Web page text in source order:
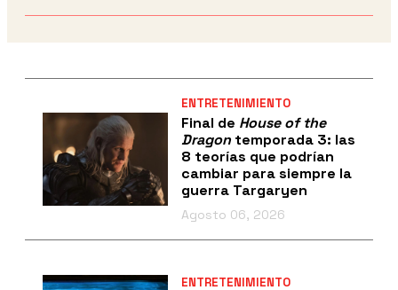
ENTRETENIMIENTO
Final de House of the
Dragontemporada 3: las
8 teorías que podrían
cambiar para siempre la
guerra Targaryen
Agosto 06, 2026
ENTRETENIMIENTO